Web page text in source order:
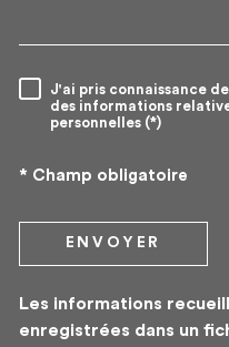
J'ai pris connaissance
des informations
personnelles (*)
* Champ obligatoire
ENVOYER
Les informations
enregistrées dans un